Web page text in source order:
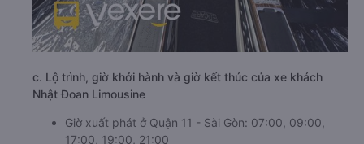
c. Lộ trình, giờ khởi hành và giờ kết thúc của xe khách
Nhật Đoan Limousine
Giờ xuất phát ở Quận 11 - Sài Gòn: 07:00, 09:00,
17:00, 19:00, 21:00